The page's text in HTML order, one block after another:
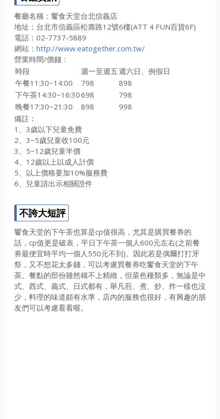
餐廳名稱：饗食天堂台北信義店
地址：台北市信義區松壽路12號6樓(ATT 4 FUN百貨6F)
電話：02-7737-5889
網站： http://www.eatogether.com.tw/
營業時間/價錢：
時段
週一至週五週六日、例假日
午餐11:30~14:00
798
898
下午茶14:30~16:30698
798
晚餐17:30~21:30
898
998
備註：
1、3歲以下兒童免費
2、3~5歲兒童收100元
3、5~12歲兒童半價
4、12歲以上以成人計價
5、以上價格要加10%服務費
6、兒童請出示相關證件
不誇大短評
饗食天堂的下午茶也算是cp值很高，尤其是購買餐券的
話，cp值更是破表，平日下午茶一個人600元左右(之前餐
券最便宜時平均一個人550元不到)。因此若是偶爾打打牙
祭，又不想花太多錢，可以考慮買餐券吃饗食天堂的下午
茶。餐點的部份雖然稱不上精緻，但菜色種類多，無論是中
式、西式、義式、日式都有，舉凡煎、煮、炒、炸一樣也沒
少，料理的味道頗有水準，店內的服務也很好，有興趣的朋
友們可以考慮看看喔。